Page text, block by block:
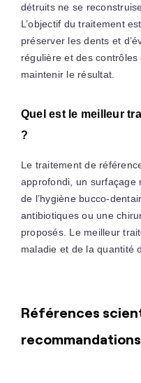
détruits ne se
L’objectif du traitement
préserver les dents et
régulière et des
maintenir le résultat.
Quel est le meilleur
?
Le traitement de
approfondi, un surfaçage
de l’hygiène bucco-
antibiotiques ou une
proposés. Le meilleur
maladie et de la quantité
Références